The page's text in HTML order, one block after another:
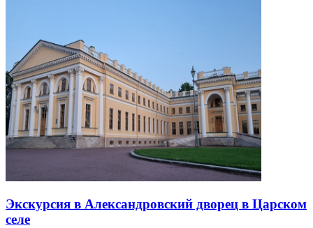
Экскурсия в Александровский дворец в Царском
селе